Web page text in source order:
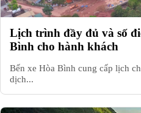
Lịch trình đầy đủ và số
Bình cho hành khách
Bến xe Hòa Bình cung cấp lịch
dịch...